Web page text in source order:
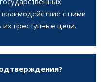
взаимодействие с ними
преступные цели.